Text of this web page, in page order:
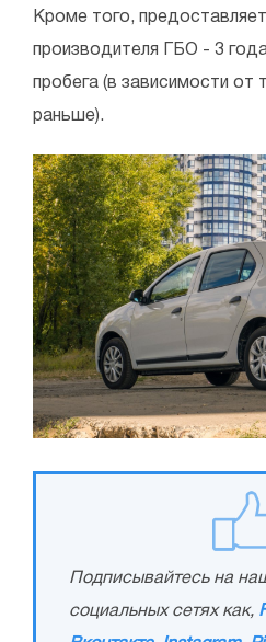
Кроме того,
производителя ГБО - 3
пробега (в зависимости от
раньше).
Подписывайтесь на
социальных сетях как,